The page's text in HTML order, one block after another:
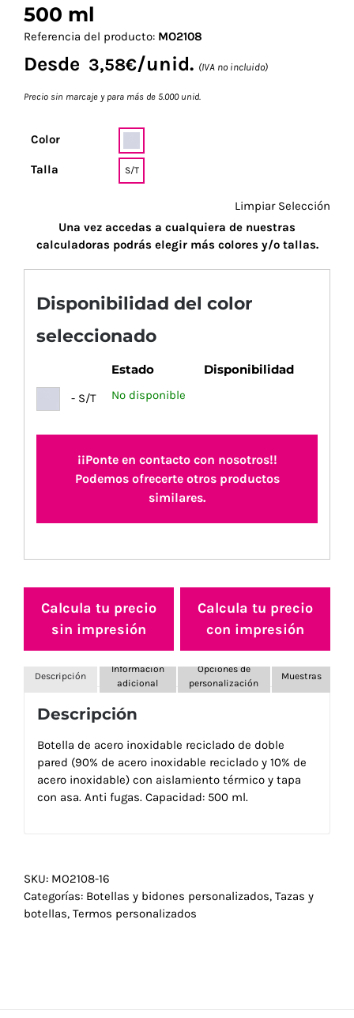
500 ml
Referencia del producto: MO2108
Desde 3,58€/unid. (IVA no incluido)
Precio sin marcaje y para más de 5.000 unid.
Color
Talla S/T
Limpiar Selección
Una vez accedas a cualquiera de nuestras
calculadoras podrás elegir más colores y/o tallas.
Disponibilidad del color
seleccionado
Estado Disponibilidad
- S/T No disponible
¡¡Ponte en contacto con nosotros!!
Podemos ofrecerte otros productos
similares.
Calcula tu precio
sin impresión
Calcula tu precio
con impresión
Descripción
Información
adicional
Opciones de
personalización
Muestras
Descripción
Botella de acero inoxidable reciclado de doble
pared (90% de acero inoxidable reciclado y 10% de
acero inoxidable) con aislamiento térmico y tapa
con asa. Anti fugas. Capacidad: 500 ml.
SKU: MO2108-16
Categorías: Botellas y bidones personalizados, Tazas y
botellas, Termos personalizados